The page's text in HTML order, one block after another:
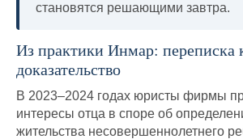
становятся решающими завтра.
Из практики Инмар: переписка
доказательство
В 2023–2024 годах юристы фирмы
интересы отца в споре об
жительства несовершеннолетнего